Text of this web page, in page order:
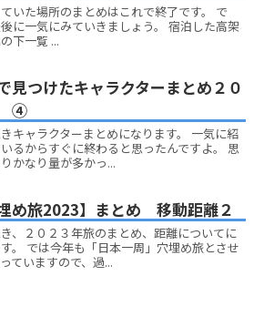
いた場所のまとめはこれで終了です。 で
に一気にみていきましょう。 宿泊した高架
下一覧 ...
見つけたキャラクターまとめ２０
④
キャラクターまとめになります。 一気に紹
るからすぐに終わると思ったんですよ。 思
かなり量が多かっ...
埋め旅2023】まとめ 移動距離２
、２０２３年旅のまとめ、距離についてに
。 では今年も「日本一周」穴埋め旅とさせ
ていますので、過...